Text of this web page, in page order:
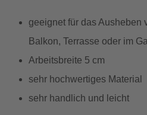
geeignet für das Ausheben
Balkon, Terrasse oder im
Arbeitsbreite 5 cm
sehr hochwertiges Material
sehr handlich und leicht